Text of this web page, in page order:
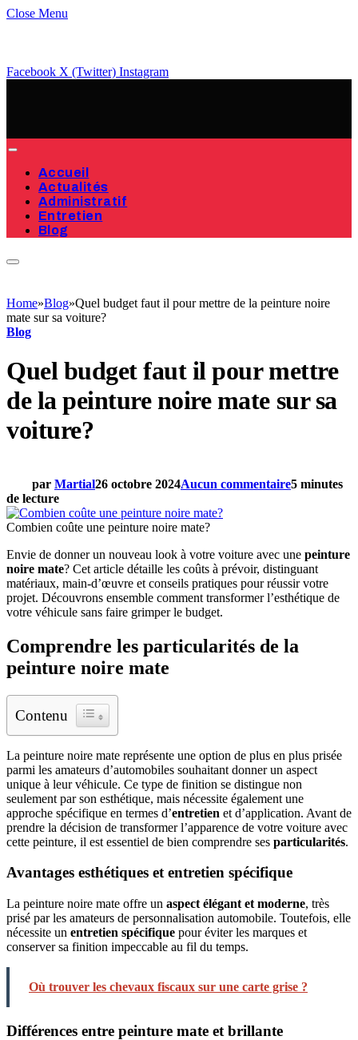
Close Menu
Facebook X (Twitter) Instagram
Accueil
Actualités
Administratif
Entretien
Blog
Home»Blog»Quel budget faut il pour mettre de la peinture noire
mate sur sa voiture?
Blog
Quel budget faut il pour mettre
de la peinture noire mate sur sa
voiture?
par Martial26 octobre 2024Aucun commentaire5 minutes
de lecture
Combien coûte une peinture noire mate?
Envie de donner un nouveau look à votre voiture avec une peinture
noire mate? Cet article détaille les coûts à prévoir, distinguant
matériaux, main-d’œuvre et conseils pratiques pour réussir votre
projet. Découvrons ensemble comment transformer l’esthétique de
votre véhicule sans faire grimper le budget.
Comprendre les particularités de la
peinture noire mate
Contenu
La peinture noire mate représente une option de plus en plus prisée
parmi les amateurs d’automobiles souhaitant donner un aspect
unique à leur véhicule. Ce type de finition se distingue non
seulement par son esthétique, mais nécessite également une
approche spécifique en termes d’entretien et d’application. Avant de
prendre la décision de transformer l’apparence de votre voiture avec
cette peinture, il est essentiel de bien comprendre ses particularités.
Avantages esthétiques et entretien spécifique
La peinture noire mate offre un aspect élégant et moderne, très
prisé par les amateurs de personnalisation automobile. Toutefois, elle
nécessite un entretien spécifique pour éviter les marques et
conserver sa finition impeccable au fil du temps.
Où trouver les chevaux fiscaux sur une carte grise ?
Différences entre peinture mate et brillante